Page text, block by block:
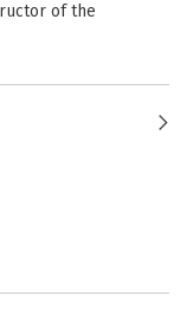
of the